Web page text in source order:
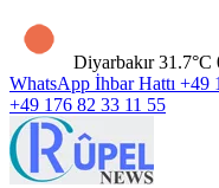
Diyarbakır 31.7°C
WhatsApp İhbar Hattı +49
+49 176 82 33 11 55